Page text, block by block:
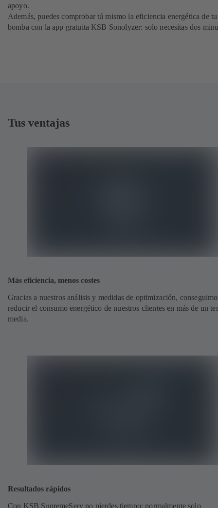
apoyo.
Además, puedes comprobar tú mismo la eficiencia energética de tu
bomba con la app gratuita KSB Sonolyzer: solo necesitas dos
Tus ventajas
Más eficiencia, menos costes
Gracias a nuestros análisis y medidas de optimización,
reducir el consumo energético de nuestros clientes en más de un
media.
Resultados rápidos
Con KSB SupremeServ no pierdes tiempo: normalmente solo